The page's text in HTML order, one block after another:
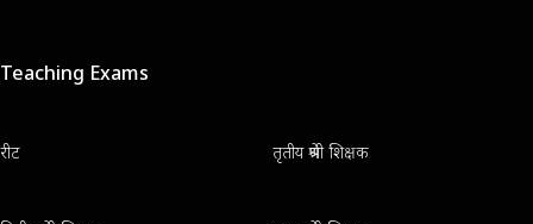
Teaching Exams
रीट तृतीय श्रेणी शिक्षक